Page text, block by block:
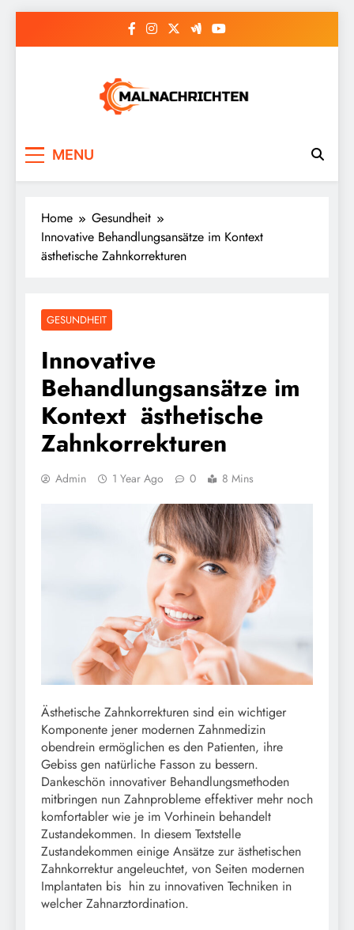
MENU
Home
Gesundheit
Innovative Behandlungsansätze im Kontext
ästhetische Zahnkorrekturen
GESUNDHEIT
Innovative
Behandlungsansätze im
Kontext ästhetische
Zahnkorrekturen
Admin 1 Year Ago 0 8 Mins
Ästhetische Zahnkorrekturen sind ein wichtiger
Komponente jener modernen Zahnmedizin
obendrein ermöglichen es den Patienten, ihre
Gebiss gen natürliche Fasson zu bessern.
Dankeschön innovativer Behandlungsmethoden
mitbringen nun Zahnprobleme effektiver mehr noch
komfortabler wie je im Vorhinein behandelt
Zustandekommen. In diesem Textstelle
Zustandekommen einige Ansätze zur ästhetischen
Zahnkorrektur angeleuchtet, von Seiten modernen
Implantaten bis hin zu innovativen Techniken in
welcher Zahnarztordination.